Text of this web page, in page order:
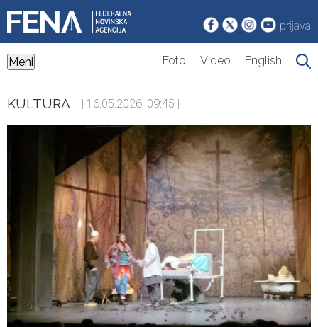
prijava
Meni Foto Video English
KULTURA | 16.05.2026. 09:45 |